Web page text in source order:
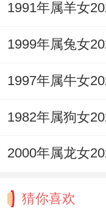
文昌塔与卷书
冲太岁对属鼠人
作用显著，地支
「财库受冲」，
猜你喜欢